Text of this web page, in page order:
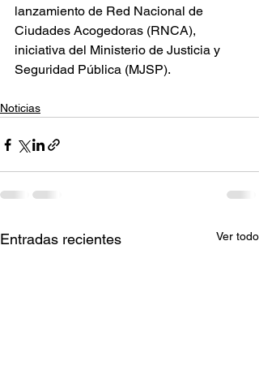
lanzamiento de Red Nacional de
Ciudades Acogedoras (RNCA),
iniciativa del Ministerio de Justicia y
Seguridad Pública (MJSP).
Noticias
Entradas recientes Ver todo